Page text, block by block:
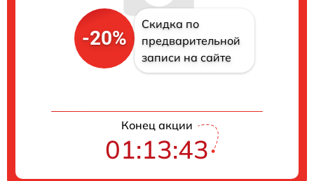
-20%
Скидка по
предварительной
записи на сайте
Конец акции
01:13:42